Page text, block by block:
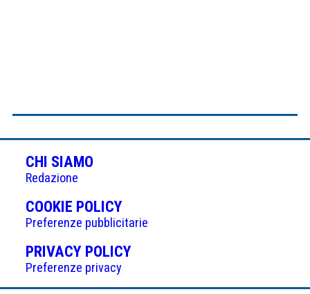
CHI SIAMO
Redazione
COOKIE POLICY(APRE
IN
UNA
NUOVA
Preferenze pubblicitarie
PRIVACY POLICY(APRE
UNA
Preferenze privacy